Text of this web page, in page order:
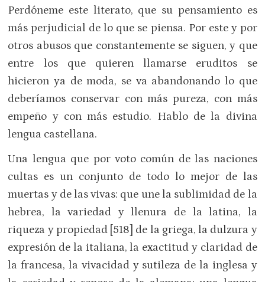
Perdóneme este literato, que su pensamiento es
más perjudicial de lo que se piensa. Por este y por
otros abusos que constantemente se siguen, y que
entre los que quieren llamarse eruditos se
hicieron ya de moda, se va abandonando lo que
deberíamos conservar con más pureza, con más
empeño y con más estudio. Hablo de la divina
lengua castellana.
Una lengua que por voto común de las naciones
cultas es un conjunto de todo lo mejor de las
muertas y de las vivas: que une la sublimidad de la
hebrea, la variedad y llenura de la latina, la
riqueza y propiedad [518] de la griega, la dulzura y
expresión de la italiana, la exactitud y claridad de
la francesa, la vivacidad y sutileza de la inglesa y